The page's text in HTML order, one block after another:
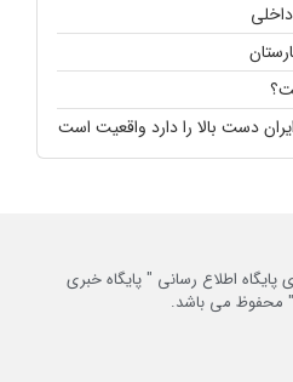
دست بالا را دارد واقعیت است
اطلاع رسانی " پایگاه خبری
محفوظ می باشد.